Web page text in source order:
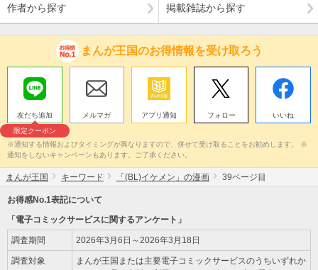
作者から探す 掲載雑誌から探す
まんが王国のお得情報を受け取ろう
友だち追加
限定クーポン
メルマガ アプリ通知 フォロー いいね
※通知する情報およびタイミングが異なりますので、併せて受け取ることをお勧めします。 ※
通知をしないキャンペーンもあります。ご了承ください。
まんが王国 キーワード 「(BL)イケメン」の漫画 39ページ目
お得感No.1表記について
「電子コミックサービスに関するアンケート」
調査期間 2026年3月6日～2026年3月18日
調査対象
まんが王国または主要電子コミックサービスのうちいずれか